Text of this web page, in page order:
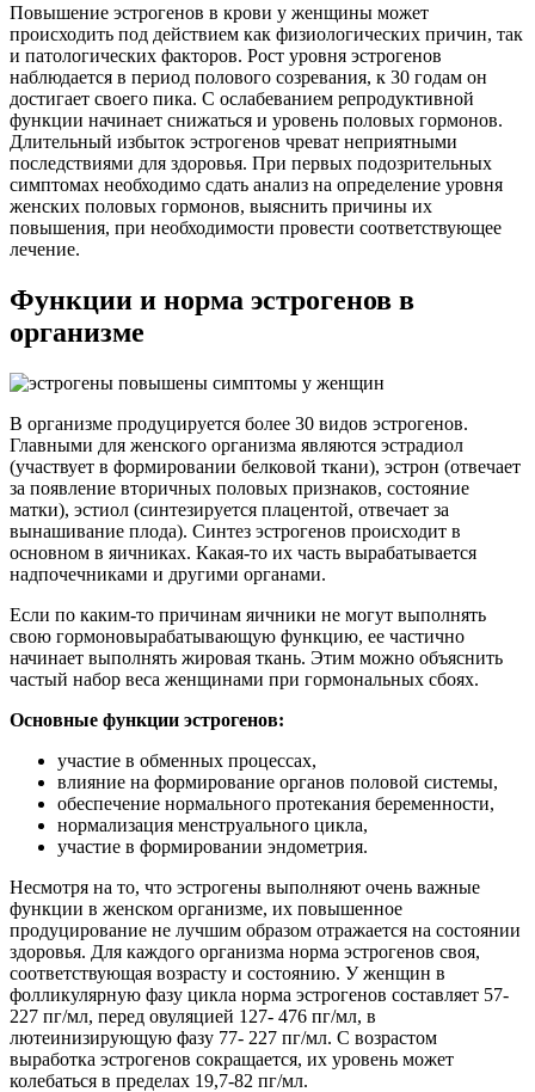
Повышение эстрогенов в крови у женщины может
происходить под действием как физиологических причин, так
и патологических факторов. Рост уровня эстрогенов
наблюдается в период полового созревания, к 30 годам он
достигает своего пика. С ослабеванием репродуктивной
функции начинает снижаться и уровень половых гормонов.
Длительный избыток эстрогенов чреват неприятными
последствиями для здоровья. При первых подозрительных
симптомах необходимо сдать анализ на определение уровня
женских половых гормонов, выяснить причины их
повышения, при необходимости провести соответствующее
лечение.
Функции и норма эстрогенов в
организме
В организме продуцируется более 30 видов эстрогенов.
Главными для женского организма являются эстрадиол
(участвует в формировании белковой ткани), эстрон (отвечает
за появление вторичных половых признаков, состояние
матки), эстиол (синтезируется плацентой, отвечает за
вынашивание плода). Синтез эстрогенов происходит в
основном в яичниках. Какая-то их часть вырабатывается
надпочечниками и другими органами.
Если по каким-то причинам яичники не могут выполнять
свою гормоновырабатывающую функцию, ее частично
начинает выполнять жировая ткань. Этим можно объяснить
частый набор веса женщинами при гормональных сбоях.
Основные функции эстрогенов:
участие в обменных процессах,
влияние на формирование органов половой системы,
обеспечение нормального протекания беременности,
нормализация менструального цикла,
участие в формировании эндометрия.
Несмотря на то, что эстрогены выполняют очень важные
функции в женском организме, их повышенное
продуцирование не лучшим образом отражается на состоянии
здоровья. Для каждого организма норма эстрогенов своя,
соответствующая возрасту и состоянию. У женщин в
фолликулярную фазу цикла норма эстрогенов составляет 57-
227 пг/мл, перед овуляцией 127- 476 пг/мл, в
лютеинизирующую фазу 77- 227 пг/мл. С возрастом
выработка эстрогенов сокращается, их уровень может
колебаться в пределах 19,7-82 пг/мл.